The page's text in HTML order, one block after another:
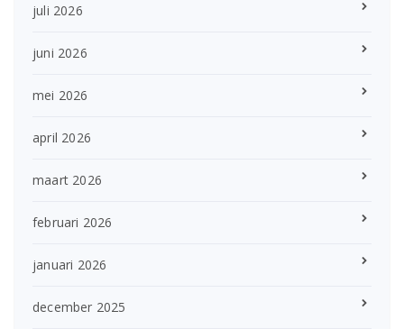
juli 2026
juni 2026
mei 2026
april 2026
maart 2026
februari 2026
januari 2026
december 2025